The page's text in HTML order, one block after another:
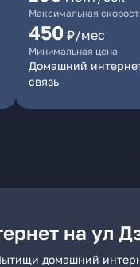
Максимальная
450 ₽/мес
Минимальная цена
Домашний
связь
на ул
домашний